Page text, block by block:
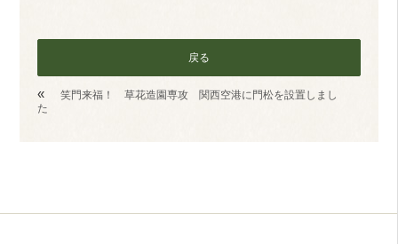
戻る
«
笑門来福！ 草花造園専攻 関西空港に門松を設置しまし
た